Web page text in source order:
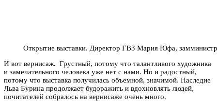
Открытие выставки. Директор ГВЗ Мария Юфа,
И вот вернисаж. Грустный, потому что талантливого художника
и замечательного человека уже нет с нами. Но и радостный,
потому что выставка получилась объемной, значимой. Наследие
Льва Бурина продолжает будоражить и вдохновлять людей,
почитателей собралось на вернисаже очень много.